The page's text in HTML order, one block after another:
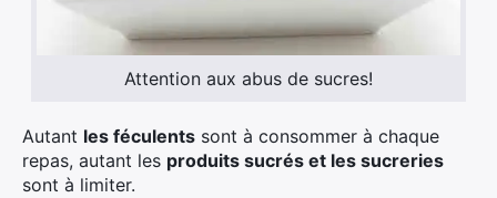
Attention aux abus de sucres!
Autant les féculents sont à consommer à chaque
repas, autant les produits sucrés et les sucreries
sont à limiter.